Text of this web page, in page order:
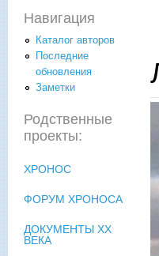
Навигация
Каталог авторов
Последние
обновления
Заметки
Родственные
проекты:
ХРОНОС
ФОРУМ ХРОНОСА
ДОКУМЕНТЫ XX
ВЕКА